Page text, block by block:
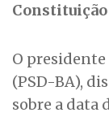
Constituição
O presidente
(PSD-BA),
sobre a data